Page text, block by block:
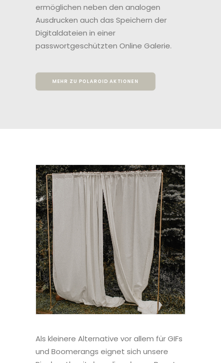
ermöglichen neben den analogen
Ausdrucken auch das Speichern der
Digitaldateien in einer
passwortgeschützten Online Galerie.
MEHR ZU POLAROID AKTIONEN
Als kleinere Alternative vor allem für GIFs
und Boomerangs eignet sich unsere